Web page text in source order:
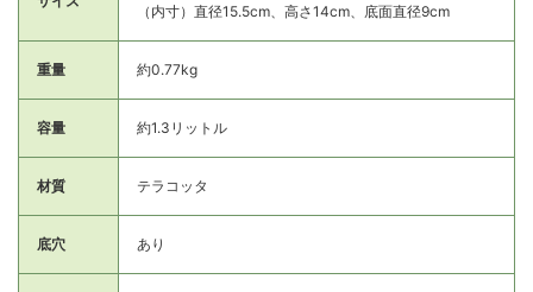
（内寸）直径15.5cm、高さ14cm、底面直径9cm
重量 約0.77kg
容量 約1.3リットル
材質 テラコッタ
底穴 あり